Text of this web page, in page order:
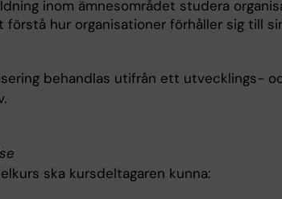
inom ämnesområdet studera
förstå hur organisationer förhåller sig till
behandlas utifrån ett utvecklings-
ska kursdeltagaren kunna: